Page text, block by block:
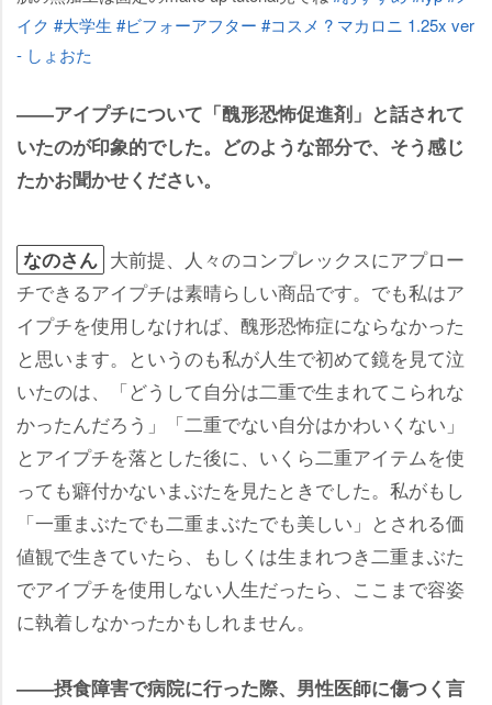
イク #大学生 #ビフォーアフター #コスメ ? マカロニ 1.25x ver
- しょおた
――アイプチについて「醜形恐怖促進剤」と話されて
いたのが印象的でした。どのような部分で、そう感じ
たかお聞かせください。
なのさん 大前提、人々のコンプレックスにアプロー
チできるアイプチは素晴らしい商品です。でも私はア
イプチを使用しなければ、醜形恐怖症にならなかった
と思います。というのも私が人生で初めて鏡を見て泣
いたのは、「どうして自分は二重で生まれてこられな
かったんだろう」「二重でない自分はかわいくない」
とアイプチを落とした後に、いくら二重アイテムを使
っても癖付かないまぶたを見たときでした。私がもし
「一重まぶたでも二重まぶたでも美しい」とされる価
値観で生きていたら、もしくは生まれつき二重まぶた
でアイプチを使用しない人生だったら、ここまで容姿
に執着しなかったかもしれません。
――摂食障害で病院に行った際、男性医師に傷つく言